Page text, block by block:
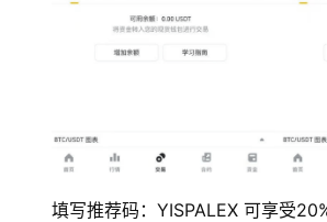
填写推荐码：YISPALEX 可享受